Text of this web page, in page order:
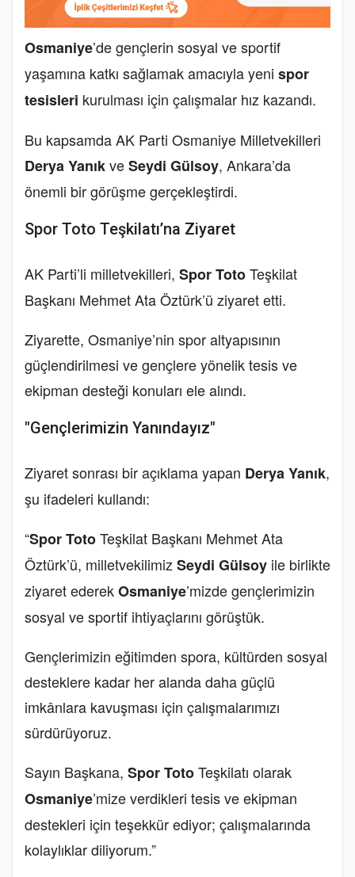
Osmaniye’de gençlerin sosyal ve sportif
yaşamına katkı sağlamak amacıyla yeni spor
tesisleri kurulması için çalışmalar hız kazandı.
Bu kapsamda AK Parti Osmaniye Milletvekilleri
Derya YanıkveSeydi Gülsoy, Ankara’da
önemli bir görüşme gerçekleştirdi.
Spor Toto Teşkilatı’na Ziyaret
AK Parti’li milletvekilleri, Spor TotoTeşkilat
Başkanı Mehmet Ata Öztürk’ü ziyaret etti.
Ziyarette, Osmaniye’nin spor altyapısının
güçlendirilmesi ve gençlere yönelik tesis ve
ekipman desteği konuları ele alındı.
"Gençlerimizin Yanındayız"
Ziyaret sonrası bir açıklama yapan Derya Yanık,
şu ifadeleri kullandı:
“Spor TotoTeşkilat Başkanı Mehmet Ata
Öztürk’ü, milletvekilimiz Seydi Gülsoy ile birlikte
ziyaret ederekOsmaniye’mizde gençlerimizin
sosyal ve sportif ihtiyaçlarını görüştük.
Gençlerimizin eğitimden spora, kültürden sosyal
desteklere kadar her alanda daha güçlü
imkânlara kavuşması için çalışmalarımızı
sürdürüyoruz.
Sayın Başkana, Spor TotoTeşkilatı olarak
Osmaniye’mize verdikleri tesis ve ekipman
destekleri için teşekkür ediyor; çalışmalarında
kolaylıklar diliyorum.”